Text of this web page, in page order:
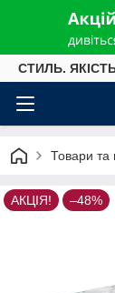
СТИЛЬ.
Товари та
АКЦІЯ! –48%